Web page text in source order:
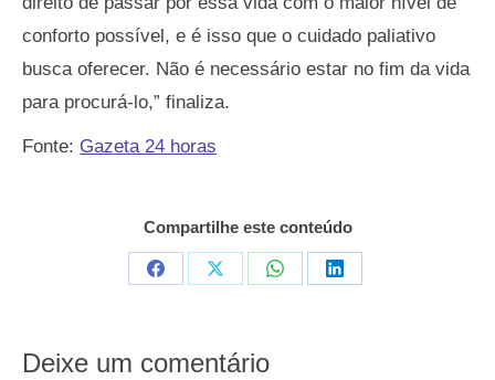
conforto possível, e é isso que o cuidado paliativo
busca oferecer. Não é necessário estar no fim da vida
para procurá-lo,” finaliza.
Fonte: Gazeta 24 horas
Compartilhe este conteúdo
CompartilharCompartilharCompartilharCompartilhar
Deixe um comentário